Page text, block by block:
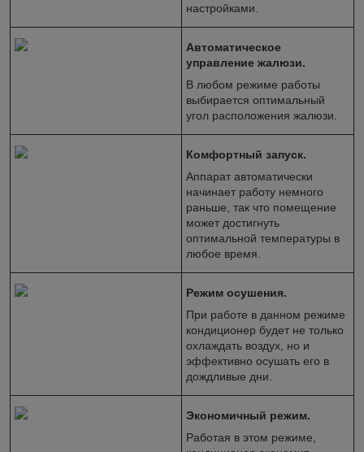
настройками.
Автоматическое
управление жалюзи.
В любом режиме работы
выбирается оптимальный
угол расположения жалюзи.
Комфортный запуск.
Аппарат автоматически
начинает работу немного
раньше, так что помещение
может достигнуть
оптимальной температуры в
любое время.
Режим осушения.
При работе в данном режиме
кондиционер будет не только
охлаждать воздух, но и
эффективно осушать его в
дождливые дни.
Экономичный режим.
Работая в этом режиме,